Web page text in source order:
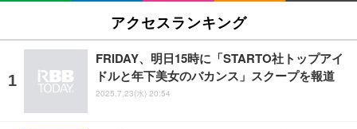
アクセスランキング
FRIDAY、明日15時に「STARTO社トップアイ
ドルと年下美女のバカンス」スクープを報道
2025.7.23(水) 20:54